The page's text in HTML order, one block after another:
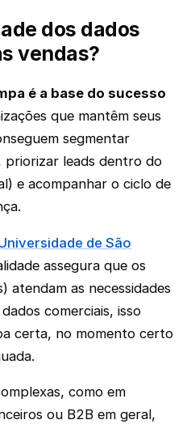
dos dados
vendas?
é a base do sucesso
que mantêm seus
segmentar
priorizar leads dentro do
e acompanhar o ciclo de
de São
assegura que os
atendam as necessidades
comerciais, isso
certa, no momento certo
como em
ou B2B em geral,